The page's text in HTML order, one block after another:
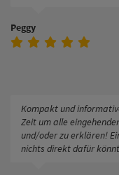
Peggy
Kompakt und
Zeit um alle
und/oder zu erklären!
nichts direkt dafür